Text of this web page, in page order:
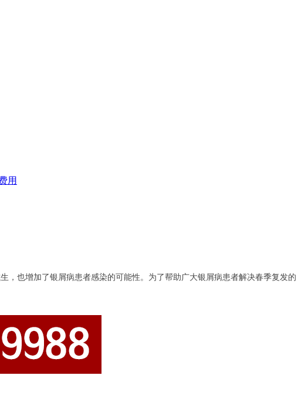
用
，也增加了银屑病患者感染的可能性。为了帮助广大银屑病患者解决春季复发的